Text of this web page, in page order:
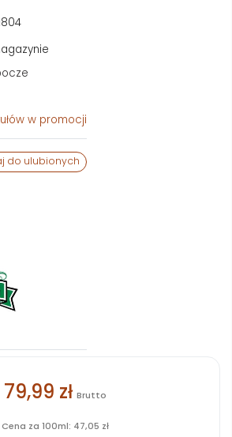
w promocji
do ulubionych
79,99 zł Brutto
Cena za 100ml: 47,05 zł